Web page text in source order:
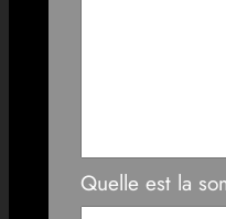
Quelle est la